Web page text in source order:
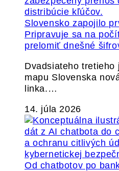
Slovensko zapojilo
Pripravuje sa na
prelomiť dnešné
Dvadsiateho tretieho
mapu Slovenska
linka.…
14. júla 2026
Od chatbotov po